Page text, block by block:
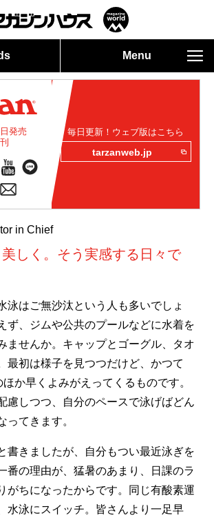
Menu
発売
毎日更新！ウェブ版はこちら
tarzanweb.jp
in Chief
しく。そう実感する日々で
泳はご無沙汰という人も多いでしょ
ず、ジムや公共のプールなどに水着を
ませんか。キャップとゴーグル、タオ
最初は様子を見つつだけど、かつて
ほか早くよみがえってくるものです。
慮しつつ、自分のペースで泳げばどん
ってきます。
書きましたが、自分もつい最近泳ぎを
番の理由が、猛暑のあまり、日課のラ
がちになったからです。同じ有酸素運
水泳にスイッチ。皆さんより一足早